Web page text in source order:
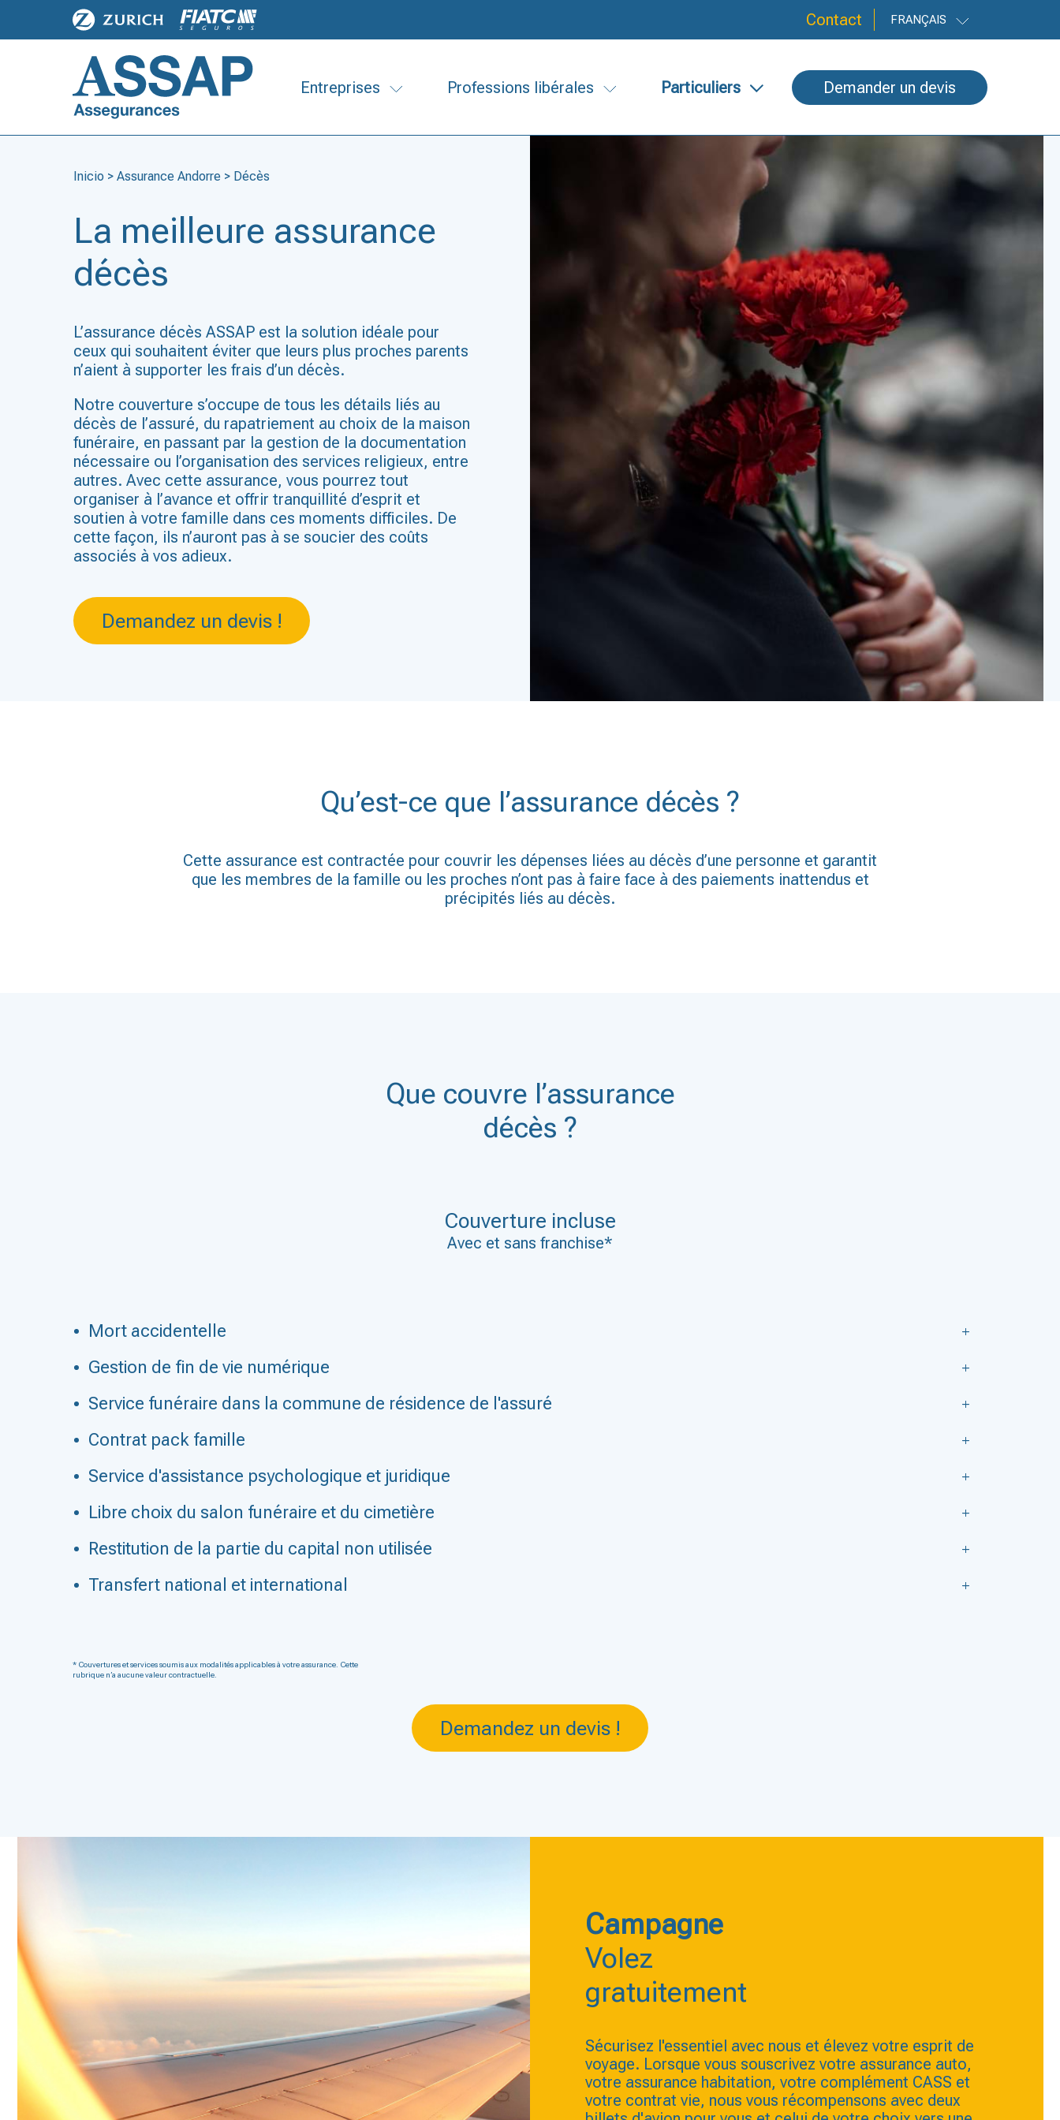
Contact FRANÇAIS
Entreprises Professions libérales Particuliers Demander un devis
Inicio >Assurance Andorre > Décès
La meilleure assurance
décès
L’assurance décès ASSAP est la solution idéale pour
ceux qui souhaitent éviter que leurs plus proches parents
n’aient à supporter les frais d’un décès.
Notre couverture s’occupe de tous les détails liés au
décès de l’assuré, du rapatriement au choix de la maison
funéraire, en passant par la gestion de la documentation
nécessaire ou l’organisation des services religieux, entre
autres. Avec cette assurance, vous pourrez tout
organiser à l’avance et offrir tranquillité d’esprit et
soutien à votre famille dans ces moments difficiles. De
cette façon, ils n’auront pas à se soucier des coûts
associés à vos adieux.
Demandez un devis !
Qu’est-ce que l’assurance décès ?
Cette assurance est contractée pour couvrir les dépenses liées au décès d’une personne et garantit
que les membres de la famille ou les proches n’ont pas à faire face à des paiements inattendus et
précipités liés au décès.
Que couvre l’assurance
décès ?
Couverture incluse
Avec et sans franchise*
Mort accidentelle
Gestion de fin de vie numérique
Service funéraire dans la commune de résidence de l'assuré
Contrat pack famille
Service d'assistance psychologique et juridique
Libre choix du salon funéraire et du cimetière
Restitution de la partie du capital non utilisée
Transfert national et international
* Couvertures et services soumis aux modalités applicables à votre assurance. Cette
rubrique n’a aucune valeur contractuelle.
Demandez un devis !
Campagne
Volez
gratuitement
Sécurisez l'essentiel avec nous et élevez votre esprit de
voyage. Lorsque vous souscrivez votre assurance auto,
votre assurance habitation, votre complément CASS et
votre contrat vie, nous vous récompensons avec deux